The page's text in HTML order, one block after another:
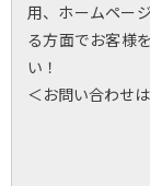
用、ホームペー
る方面でお客様
い！
＜お問い合わせ